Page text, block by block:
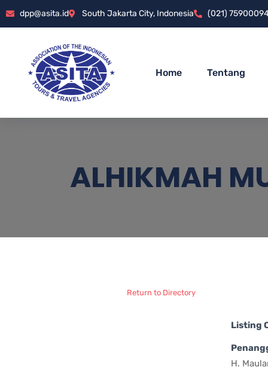
dpp@asita.id South Jakarta City, Indonesia (021)
Home Tentang
ALHIKMAH
Return to Directory
Listing
H.